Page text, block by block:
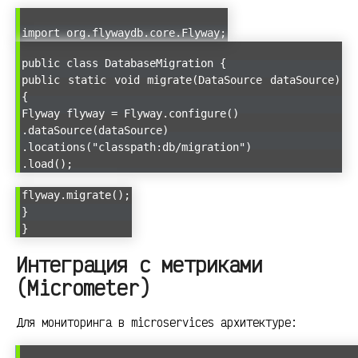
import org.flywaydb.core.Flyway;
public class DatabaseMigration {
public static void migrate(DataSource dataSource)
{
Flyway flyway = Flyway.configure()
.dataSource(dataSource)
.locations("classpath:db/migration")
.load();
flyway.migrate();
}
}
Интеграция с метриками
(Micrometer)
Для мониторинга в microservices архитектуре: